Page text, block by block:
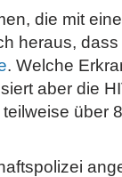
die mit
heraus,
. Welche
aber die
über